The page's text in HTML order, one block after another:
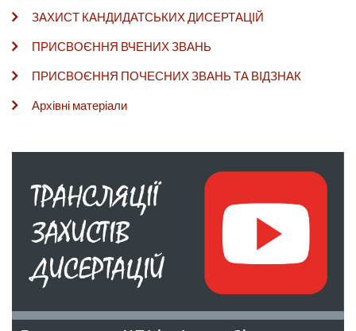
ЗАХИСТ КАНДИДАТСЬКИХ ДИСЕРТАЦІЙ
ПРИСВОЄННЯ ВЧЕНИХ ЗВАНЬ
ПРИСВОЄННЯ ПОЧЕСНИХ ЗВАНЬ ТА ВІДЗНАК
Архівні матеріали